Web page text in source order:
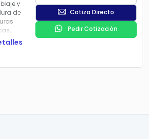
y
de
otros
Cotiza Directo
Pedir Cotización